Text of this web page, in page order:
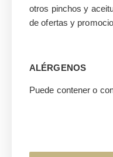
otros pinchos y
de ofertas y
ALÉRGENOS
Puede contener o